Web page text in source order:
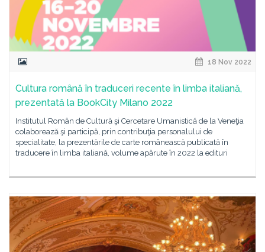
18 Nov 2022
Cultura română în traduceri recente în limba italiană,
prezentată la BookCity Milano 2022
Institutul Român de Cultură şi Cercetare Umanistică de la Veneţia
colaborează şi participă, prin contribuţia personalului de
specialitate, la prezentările de carte românească publicată în
traducere în limba italiană, volume apărute în 2022 la edituri